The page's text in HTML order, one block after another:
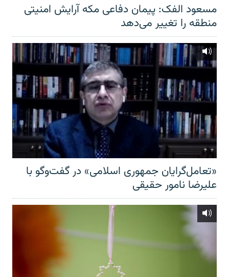
مسعود الفک: پیمان دفاعی مکه آرایش امنیتی
منطقه را تغییر می‌دهد
«تعامل‌گرایان جمهوری اسلامی» در گفت‌وگو با
علیرضا نامور حقیقی